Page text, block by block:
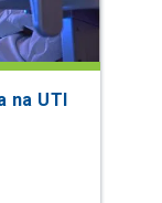
na UTI